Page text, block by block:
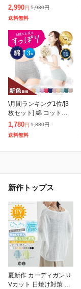
ト】補正 パンツ ショー
ツ お腹 骨盤 引き締め
ヒップアップ ショーツ
夏新
2,990円 5,980円
送料無料
\月間ランキング1位/[3
枚セット] 綿 コットン
【女性医師監修】【雑
誌掲載モデル】 ハイウ
エストショーツ まとめ
1,780円 1,880円
送料無料
新作トップス
夏新作 カーディガン U
Vカット 日焼け対策 冷